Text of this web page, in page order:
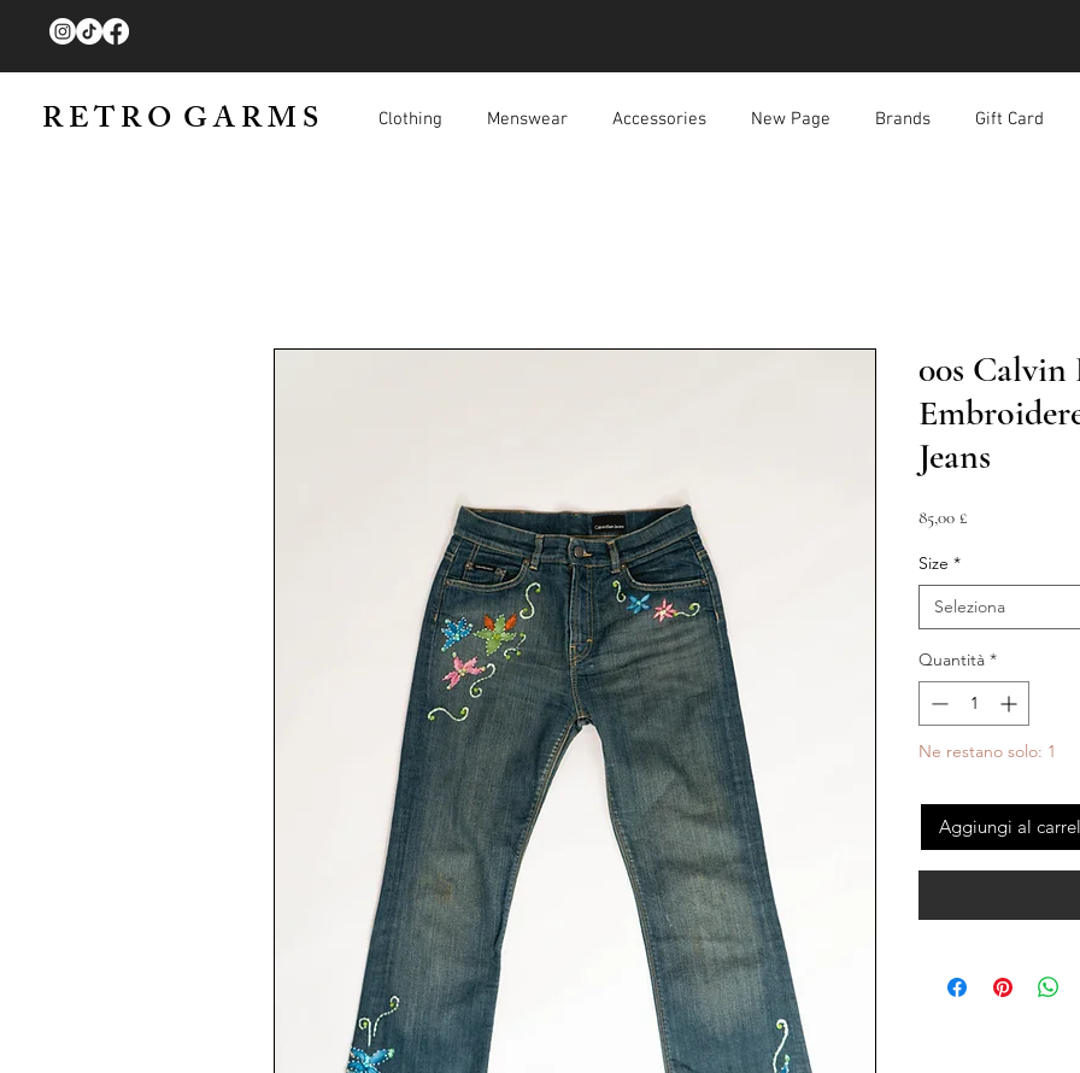
R E T R O G A R M S Clothing Menswear Accessories New Page Brands Gift Card
00s
Jeans
85,00 £Prezzo
Size *
Seleziona
Quantità *
Ne restano solo: 1
Aggiungi al